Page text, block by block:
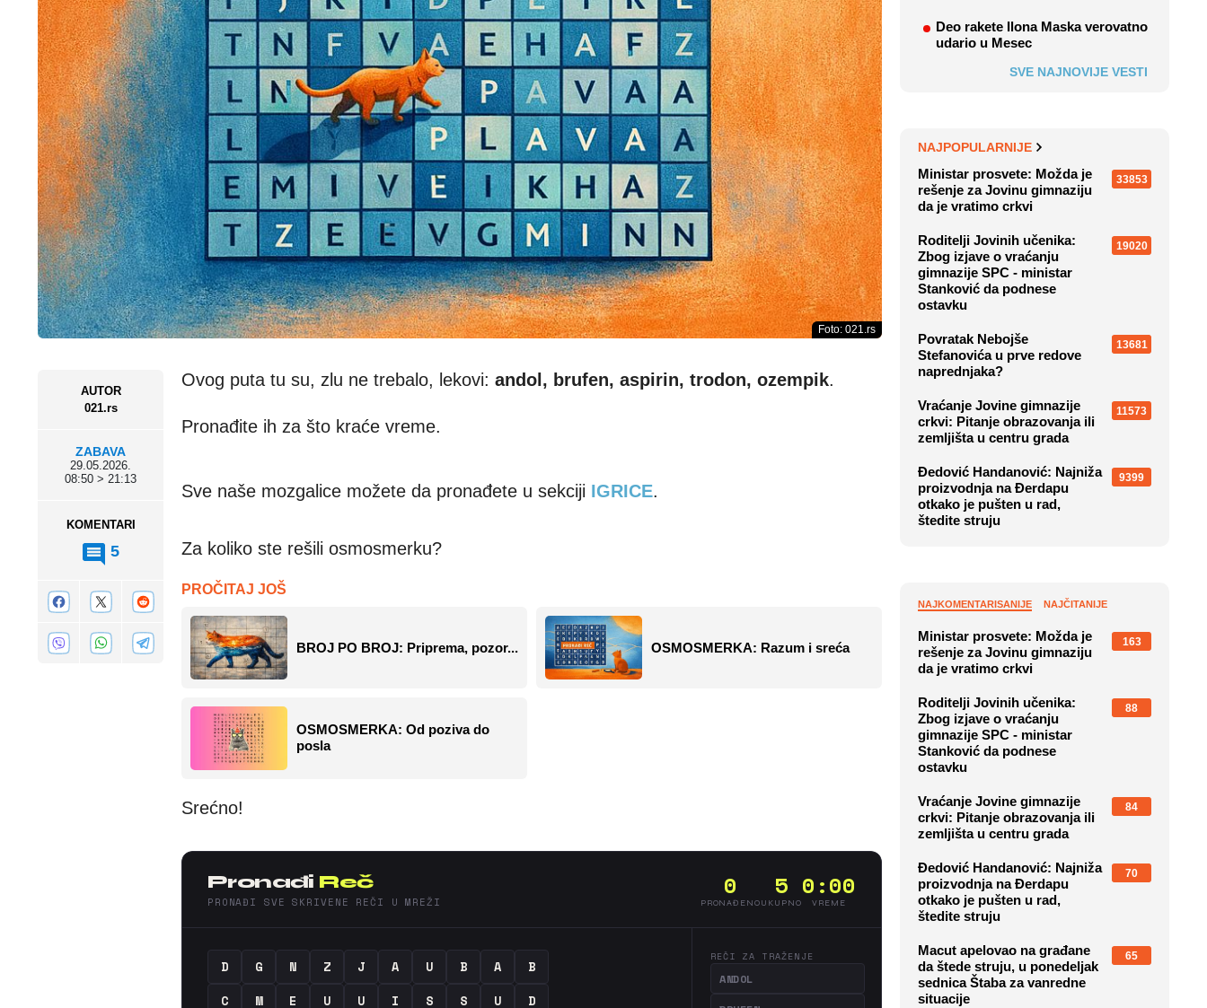
AUTOR
021.rs
ZABAVA
29.05.2026.
08:50 > 21:13
KOMENTARI
5
Foto: 021.rs
Ovog puta tu su, zlu ne trebalo, lekovi: andol, brufen, aspirin, trodon, ozempik.
Pronađite ih za što kraće vreme.
Sve naše mozgalice možete da pronađete u sekciji IGRICE.
Za koliko ste rešili osmosmerku?
PROČITAJ JOŠ
BROJ PO BROJ: Priprema, pozor... OSMOSMERKA: Razum i sreća
OSMOSMERKA: Od poziva do
posla
Srećno!
Deo rakete Ilona Maska verovatno
udario u Mesec
SVE NAJNOVIJE VESTI
NAJPOPULARNIJE
Ministar prosvete: Možda je
rešenje za Jovinu gimnaziju
da je vratimo crkvi
33853
Roditelji Jovinih učenika:
Zbog izjave o vraćanju
gimnazije SPC - ministar
Stanković da podnese
ostavku
19020
Povratak Nebojše
Stefanovića u prve redove
naprednjaka?
13681
Vraćanje Jovine gimnazije
crkvi: Pitanje obrazovanja ili
zemljišta u centru grada
11573
Đedović Handanović: Najniža
proizvodnja na Đerdapu
otkako je pušten u rad,
štedite struju
9399
NAJKOMENTARISANIJE NAJČITANIJE
Ministar prosvete: Možda je
rešenje za Jovinu gimnaziju
da je vratimo crkvi
163
Roditelji Jovinih učenika:
Zbog izjave o vraćanju
gimnazije SPC - ministar
Stanković da podnese
ostavku
88
Vraćanje Jovine gimnazije
crkvi: Pitanje obrazovanja ili
zemljišta u centru grada
84
Đedović Handanović: Najniža
proizvodnja na Đerdapu
otkako je pušten u rad,
štedite struju
70
Macut apelovao na građane
da štede struju, u ponedeljak
sednica Štaba za vanredne
situacije
65